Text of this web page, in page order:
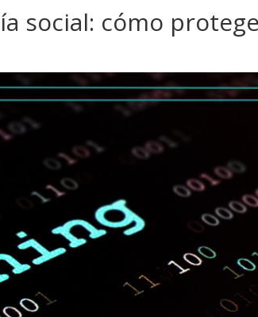
social: cómo